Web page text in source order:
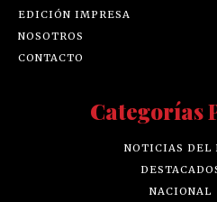
EDICIÓN IMPRESA
NOSOTROS
CONTACTO
Categorías
NOTICIAS DEL
NACIONAL